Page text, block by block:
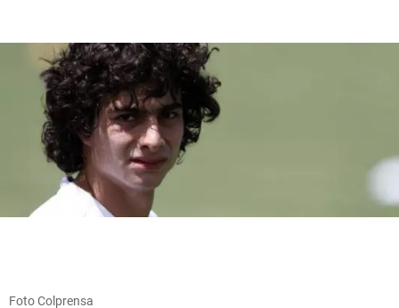
Foto Colprensa